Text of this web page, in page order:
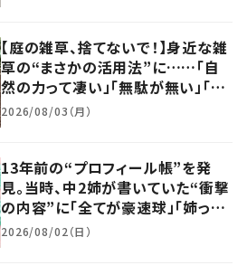
【庭の雑草、捨てないで！】身近な雑
草の“まさかの活用法”に……「自
然の力って凄い」「無駄が無い」「勉
強になります」
2026/08/03（月）
13年前の“プロフィール帳”を発
見。当時、中2姉が書いていた“衝撃
の内容”に「全てが豪速球」「姉って
感じw」
2026/08/02（日）